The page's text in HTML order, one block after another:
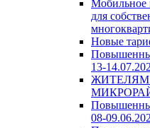
Мобильное
для
Новые
13-
ЖИТЕЛЯМ
08-